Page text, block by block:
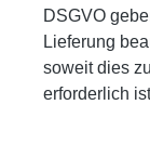
DSGVO
Lieferung
soweit dies
erforderlich